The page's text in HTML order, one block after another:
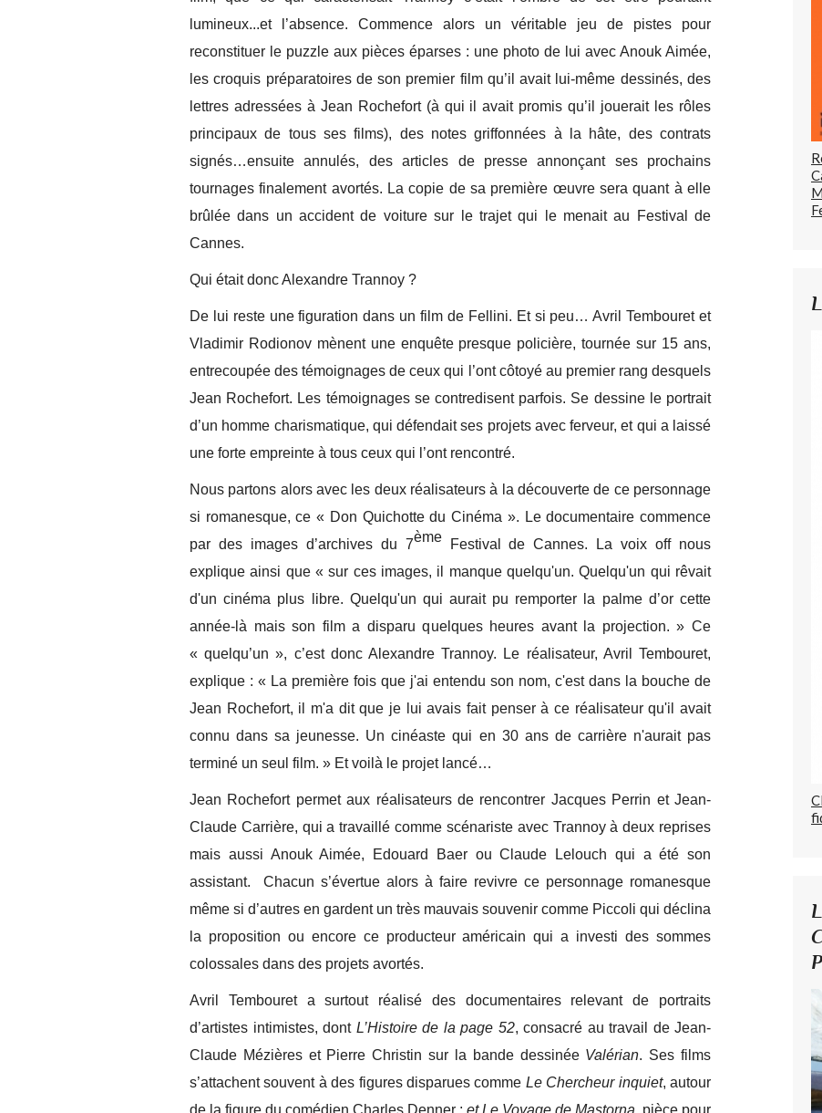
lumineux...et l’absence. Commence alors un véritable jeu de pistes pour
reconstituer le puzzle aux pièces éparses : une photo de lui avec Anouk Aimée,
les croquis préparatoires de son premier film qu’il avait lui-même dessinés, des
lettres adressées à Jean Rochefort (à qui il avait promis qu’il jouerait les rôles
principaux de tous ses films), des notes griffonnées à la hâte, des contrats
signés…ensuite annulés, des articles de presse annonçant ses prochains
tournages finalement avortés. La copie de sa première œuvre sera quant à elle
brûlée dans un accident de voiture sur le trajet qui le menait au Festival de
Cannes.
Qui était donc Alexandre Trannoy ?
De lui reste une figuration dans un film de Fellini. Et si peu… Avril Tembouret et
Vladimir Rodionov mènent une enquête presque policière, tournée sur 15 ans,
entrecoupée des témoignages de ceux qui l’ont côtoyé au premier rang desquels
Jean Rochefort. Les témoignages se contredisent parfois. Se dessine le portrait
d’un homme charismatique, qui défendait ses projets avec ferveur, et qui a laissé
une forte empreinte à tous ceux qui l’ont rencontré.
Nous partons alors avec les deux réalisateurs à la découverte de ce personnage
si romanesque, ce « Don Quichotte du Cinéma ». Le documentaire commence
par des images d’archives du 7ème Festival de Cannes. La voix off nous
explique ainsi que « sur ces images, il manque quelqu'un. Quelqu'un qui rêvait
d'un cinéma plus libre. Quelqu'un qui aurait pu remporter la palme d’or cette
année-là mais son film a disparu quelques heures avant la projection. » Ce
« quelqu’un », c’est donc Alexandre Trannoy. Le réalisateur, Avril Tembouret,
explique : « La première fois que j'ai entendu son nom, c'est dans la bouche de
Jean Rochefort, il m'a dit que je lui avais fait penser à ce réalisateur qu'il avait
connu dans sa jeunesse. Un cinéaste qui en 30 ans de carrière n'aurait pas
terminé un seul film. » Et voilà le projet lancé…
Jean Rochefort permet aux réalisateurs de rencontrer Jacques Perrin et Jean-
Claude Carrière, qui a travaillé comme scénariste avec Trannoy à deux reprises
mais aussi Anouk Aimée, Edouard Baer ou Claude Lelouch qui a été son
assistant. Chacun s’évertue alors à faire revivre ce personnage romanesque
même si d’autres en gardent un très mauvais souvenir comme Piccoli qui déclina
la proposition ou encore ce producteur américain qui a investi des sommes
colossales dans des projets avortés.
Avril Tembouret a surtout réalisé des documentaires relevant de portraits
d’artistes intimistes, dont L’Histoire de la page 52, consacré au travail de Jean-
Claude Mézières et Pierre Christin sur la bande dessinée Valérian. Ses films
s’attachent souvent à des figures disparues comme Le Chercheur inquiet, autour